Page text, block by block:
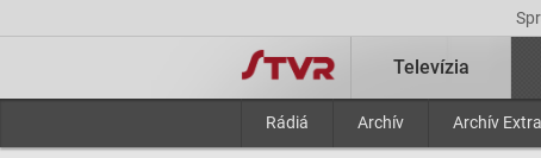
Televízia
Rádiá Archív Archív Extra